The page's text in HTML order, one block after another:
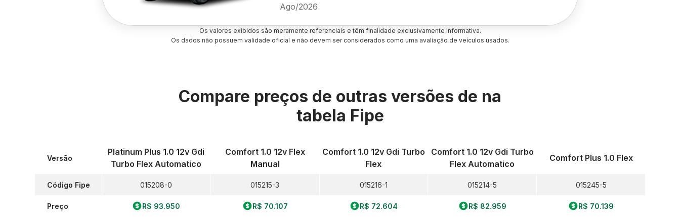
Ago/2026
Os valores exibidos são meramente referenciais e têm finalidade exclusivamente informativa.
Os dados não possuem validade oficial e não devem ser considerados como uma avaliação de veículos usados.
Compare preços de outras versões de na
tabela Fipe
Versão
Código Fipe
Preço
Platinum Plus 1.0 12v Gdi
Turbo Flex Automatico
015208-0
R$ 93.950
Comfort 1.0 12v Flex
Manual
015215-3
R$ 70.107
Comfort 1.0 12v Gdi Turbo
Flex
015216-1
R$ 72.604
Comfort 1.0 12v Gdi Turbo
Flex Automatico
015214-5
R$ 82.959
Comfort Plus 1.0 Flex
015245-5
R$ 70.139